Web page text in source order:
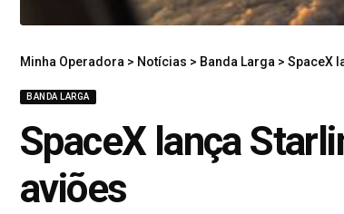
Minha Operadora > Notícias > Banda Larga > SpaceX
BANDA LARGA
SpaceX lança
aviões